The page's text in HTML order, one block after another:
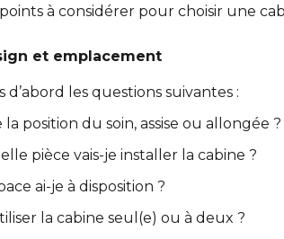
à considérer pour choisir une
et emplacement
d’abord les questions suivantes :
la position du soin, assise ou allongée ?
pièce vais-je installer la cabine ?
ai-je à disposition ?
la cabine seul(e) ou à deux ?